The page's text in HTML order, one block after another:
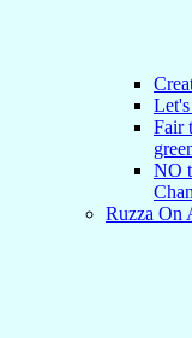
Fair
NO
Ruzza On